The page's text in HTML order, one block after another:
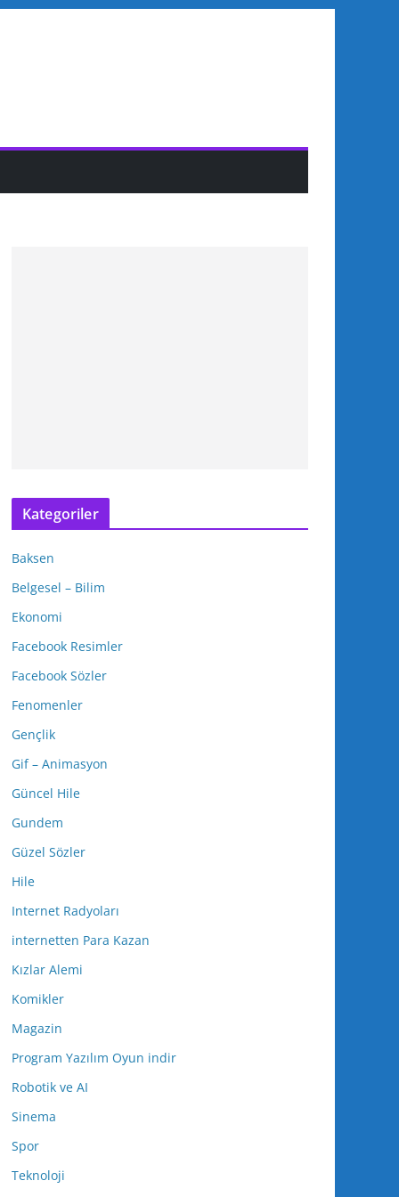
Kategoriler
Baksen
Belgesel – Bilim
Ekonomi
Facebook Resimler
Facebook Sözler
Fenomenler
Gençlik
Gif – Animasyon
Güncel Hile
Gundem
Güzel Sözler
Hile
Internet Radyoları
internetten Para Kazan
Kızlar Alemi
Komikler
Magazin
Program Yazılım Oyun indir
Robotik ve AI
Sinema
Spor
Teknoloji